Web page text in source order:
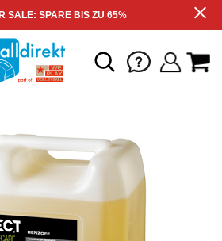
SALE: SPARE BIS ZU 65%